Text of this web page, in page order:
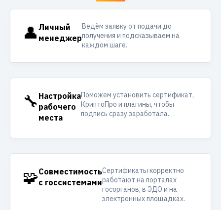
👤 Личный
менеджер
Ведём заявку от подачи до
получения и подсказываем на
каждом шаге.
🔧 Настройка
рабочего
места
Поможем установить сертификат,
КриптоПро и плагины, чтобы
подпись сразу заработала.
🧩Совместимость
с госсистемами
Сертификаты корректно
работают на порталах
госорганов, в ЭДО и на
электронных площадках.